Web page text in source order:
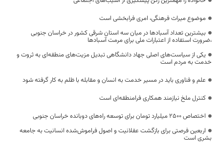
موضوع میراث فرهنگی، امری فرابخشی است
بیشترین تعداد آسبادها در میان سه استان شرقی کشور در خراسان جنوبی
،ضرورت استفاده از اعتبارات ملی برای مرمت آسبادها
یکی از سیاست‌های اصلی جهاد دانشگاهی تبدیل مزیت‌های منطقه‌ای به ثروت و
خدمت به مردم است
علم و فناوری باید در مسیر خدمت به انسان و مقابله با ظلم به کار گرفته شود
کنترل ملخ نیازمند همکاری فرامنطقه‌ای است
اختصاص 2500 میلیارد تومان برای توسعه راه‌های دوبانده خراسان جنوبی
اربعین فرصتی برای بازگشت عقلانیت و اصول فراموش‌شده انسانیت به جامعه
بشری است